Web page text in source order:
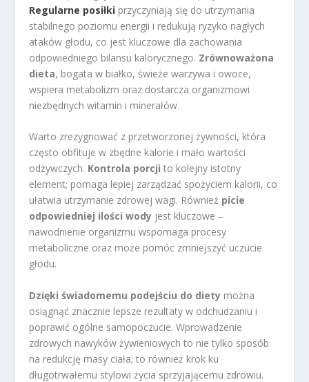
Regularne posiłki przyczyniają się do utrzymania
stabilnego poziomu energii i redukują ryzyko nagłych
ataków głodu, co jest kluczowe dla zachowania
odpowiedniego bilansu kalorycznego. Zrównoważona
dieta, bogata w białko, świeże warzywa i owoce,
wspiera metabolizm oraz dostarcza organizmowi
niezbędnych witamin i minerałów.
Warto zrezygnować z przetworzonej żywności, która
często obfituje w zbędne kalorie i mało wartości
odżywczych. Kontrola porcji to kolejny istotny
element; pomaga lepiej zarządzać spożyciem kalorii, co
ułatwia utrzymanie zdrowej wagi. Również picie
odpowiedniej ilości wody jest kluczowe –
nawodnienie organizmu wspomaga procesy
metaboliczne oraz może pomóc zmniejszyć uczucie
głodu.
Dzięki świadomemu podejściu do diety można
osiągnąć znacznie lepsze rezultaty w odchudzaniu i
poprawić ogólne samopoczucie. Wprowadzenie
zdrowych nawyków żywieniowych to nie tylko sposób
na redukcję masy ciała; to również krok ku
długotrwałemu stylowi życia sprzyjającemu zdrowiu.